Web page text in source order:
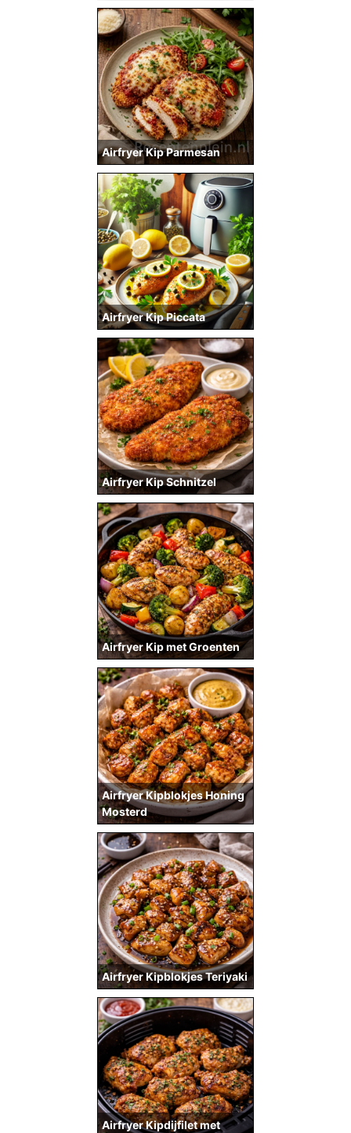
Airfryer Kip met Groenten
Airfryer Kip Parmesan
Airfryer Kip Piccata
Airfryer Kip Schnitzel
Airfryer Kipblokjes Honing
Mosterd
Airfryer Kipblokjes Teriyaki
Airfryer Kipdijfilet met